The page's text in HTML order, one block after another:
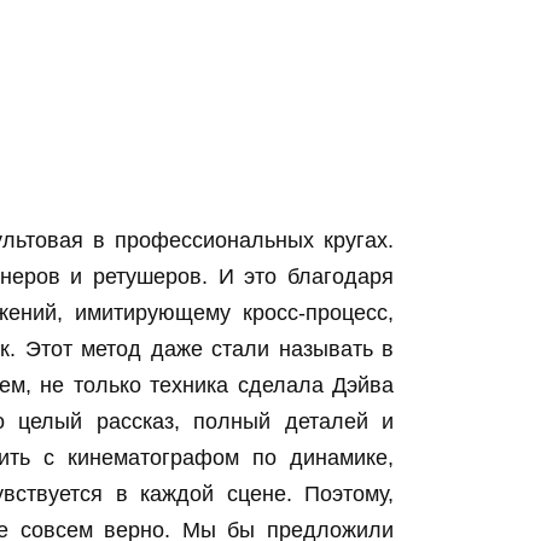
в профессиональных кругах.
и ретушеров. И это благодаря
имитирующему кросс-процесс,
Этот метод даже стали называть в
не только техника сделала Дэйва
рассказ, полный деталей и
с кинематографом по динамике,
в каждой сцене. Поэтому,
совсем верно. Мы бы предложили